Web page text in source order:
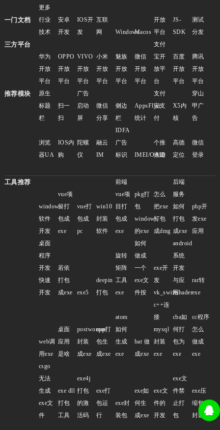
更多
一门文档
行业
技术
安卓
开发
IOS开
发
互联
网
WindowsMacos
开放
平台
JS-
SDK
测试
分发
三方平台
华为
开放
平台
OPPO
开放
平台
VIVO
开放
平台
小米
开放
平台
魅族
开放
平台
微信
开放
平台
支付
宝开
放平
台
百度
开放
平台
腾讯
开放
平台
推荐模块
原生
标题
栏
扫一
扫
广告
启动
屏
微信
分享
侧边
栏
AppsFlyer
统计
支付
宝支
付
X5内
核
穿山
甲广
告
浏览
器UA
IOS内
购
陀螺
仪
融云
IM
IDFA
广告
标识
IMEI/OAID
个推
推送
高德
定位
微信
登录
工具推荐
windows
软件
开发
vue项
目打
包成
exe
vue打
包成
pc
win10
封装
软件
前端
vue项
目打
包成
exe
pkg打
包
windows
的exe
怎么
把exe
打包
成dmg
后端
服务
如何
打包
成exe
php开
发exe
应用
桌面
程序
开发
快速
开发
若依
打包
成exe
exe5
deepin
打包
旋转
矩阵
工具
exe
如何
做成
一个
exe文
件按
exe开
发
vk_swiftshader
android
系统
开发
与应
用
rar转
exe
web调
用exe
桌面
应用
是啥
postwoman
封装
成exe
app打
包生
成exe
atom
如何
生成
exe
bat 做
成exe
c++连
接
mysql
封装
exe
cba如
何打
包为
exe
cc程序
怎么
做成
exe
csgo
无法
生成
exe文
件
exe dll
打包
工具
exe4j
打包
的激
活码
exe打
包运
行
exe封
装包
exe如
何生
成exe
exe文
件的
开发
exe文
件禁
止打
包
exe压
缩包
封装